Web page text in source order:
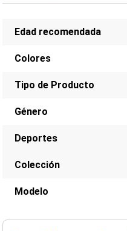
Edad recomendada
Colores
Tipo de Producto
Género
Deportes
Colección
Modelo